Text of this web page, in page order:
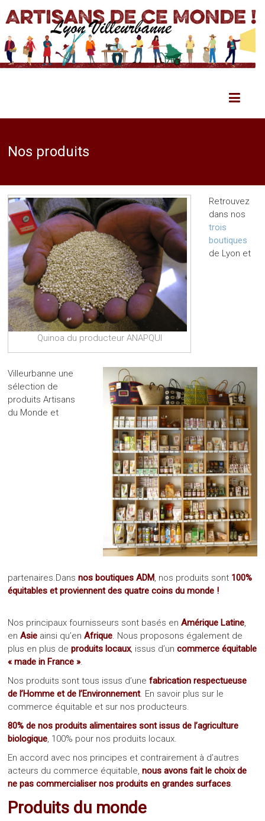
Nos produits
Quinoa du producteur ANAPQUI
Retrouvez
dans nos
trois
boutiques
de Lyon et
Villeurbanne une
sélection de
produits Artisans
du Monde et
partenaires.Dansnos boutiques ADM , nos produits sont 100%
équitables et proviennent des quatre coins du monde !
Nos principaux fournisseurs sont basés enAmérique Latine
enAsie ainsi qu’enAfrique . Nous proposons également de
plus en plus de produits locaux, issus d’un commerce équitable
« made in France ».
Nos produits sont tous issus d’une fabrication respectueuse
de l’Homme et de l’Environnement. En savoir plus sur le
commerce équitable et sur nos producteurs.
80% de nos produits alimentaires sont issus de l’agriculture
biologique , 100% pour nos produits locaux.
En accord avec nos principes et contrairement à d’autres
acteurs du commerce équitable,nous avons fait le choix de
ne pas commercialiser nos produits en grandes surfaces
Produits du monde